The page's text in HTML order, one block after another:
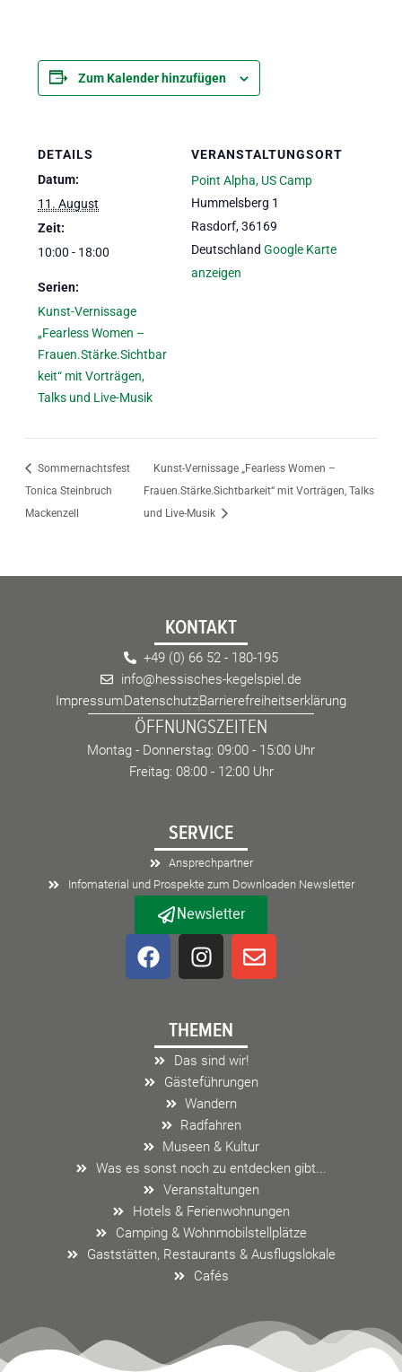
Zum Kalender hinzufügen
DETAILS
Datum:
11. August
Zeit:
10:00 - 18:00
Serien:
Kunst-Vernissage
„Fearless Women –
Frauen.Stärke.Sichtbar
keit“ mit Vorträgen,
Talks und Live-Musik
VERANSTALTUNGSORT
Point Alpha, US Camp
Hummelsberg 1
Rasdorf, 36169
Deutschland Google Karte
anzeigen
Sommernachtsfest
Tonica Steinbruch
Mackenzell
Kunst-Vernissage „Fearless Women –
Frauen.Stärke.Sichtbarkeit“ mit Vorträgen, Talks
und Live-Musik
KONTAKT
+49 (0) 66 52 - 180-195
info@hessisches-kegelspiel.de
ImpressumDatenschutzBarrierefreiheitserklärung
ÖFFNUNGSZEITEN
Montag - Donnerstag: 09:00 - 15:00 Uhr
Freitag: 08:00 - 12:00 Uhr
SERVICE
Ansprechpartner
Infomaterial und Prospekte zum Downloaden Newsletter
Newsletter
F
a
o
o
I
n
a
g
r
a
m
E
n
p
THEMEN
Das sind wir!
Gästeführungen
Wandern
Radfahren
Museen & Kultur
Was es sonst noch zu entdecken gibt...
Veranstaltungen
Hotels & Ferienwohnungen
Camping & Wohnmobilstellplätze
Gaststätten, Restaurants & Ausflugslokale
Cafés